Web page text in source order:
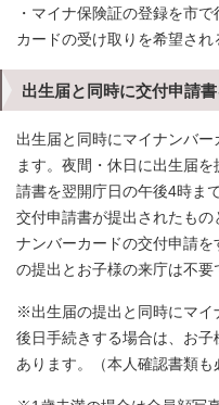
・マイナ保険証の登録を市
カードの受け取りを希望され
出生届と同時に交付申請
出生届と同時にマイナンバ
ます。夜間・休日に出生届
請書を翌開庁日の午後4時ま
交付申請書が提出されたも
ナンバーカードの交付申請
の提出とお子様の来庁は不要
※出生届の提出と同時にマイ
後日手続きする場合は、お
あります。（本人確認書類も